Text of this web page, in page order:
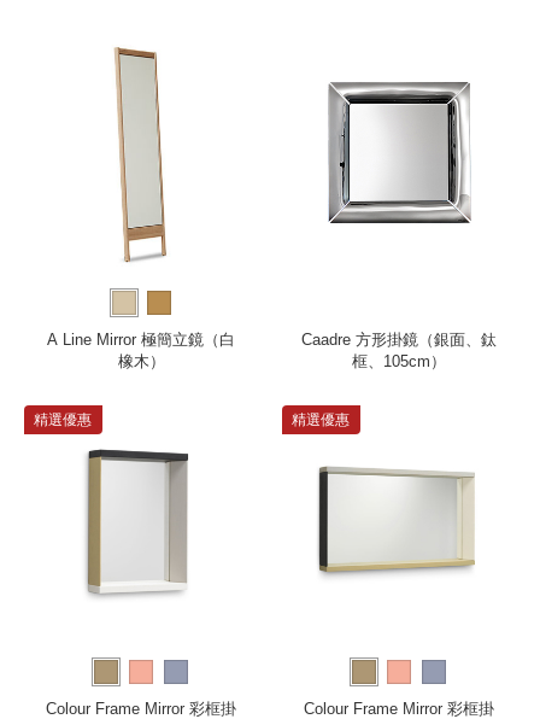
A Line Mirror 極簡立鏡（白
橡木）
Caadre 方形掛鏡（銀面、鈦
框、105cm）
精選優惠
Colour Frame Mirror 彩框掛
精選優惠
Colour Frame Mirror 彩框掛